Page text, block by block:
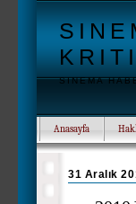
SINEMA
Anasayfa
31 Aralık